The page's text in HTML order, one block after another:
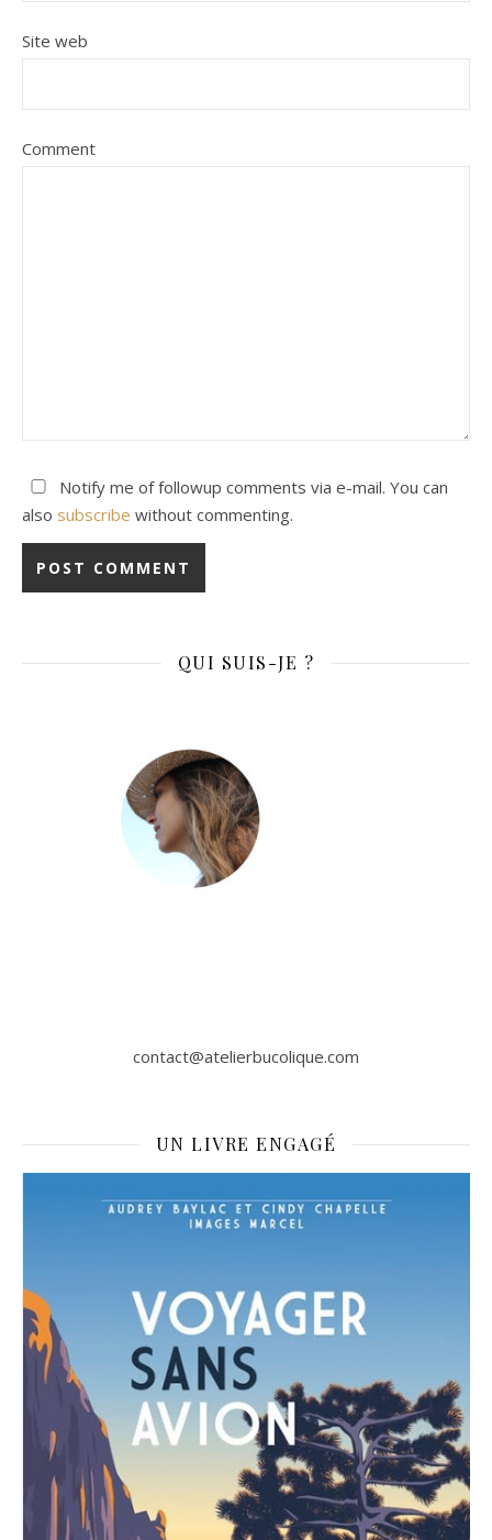
Site web
Comment
Notify me of followup comments via e-mail. You can
also subscribe without commenting.
QUI SUIS-JE ?
contact@atelierbucolique.com
UN LIVRE ENGAGÉ